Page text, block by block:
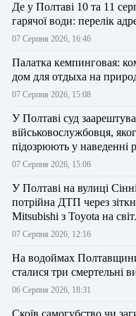
Де у Полтаві 10 та 11
гарячої води: перелік
07 Серпня 2026, 16:46
Палатка кемпинговая:
дом для отдыха на
07 Серпня 2026, 15:08
У Полтаві суд
військовослужбовця,
підозрюють у наведенні
БпЛА на власний
07 Серпня 2026, 15:06
У Полтаві на вулиці
потрійна ДТП через
Mitsubishi з Toyota на
07 Серпня 2026, 12:16
На водоймах
сталися три смертельні
06 Серпня 2026, 18:31
Скоїв самогубство чи